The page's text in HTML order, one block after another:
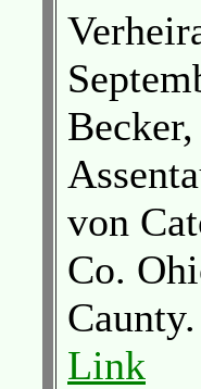
von
Co.
Caunty.
Link